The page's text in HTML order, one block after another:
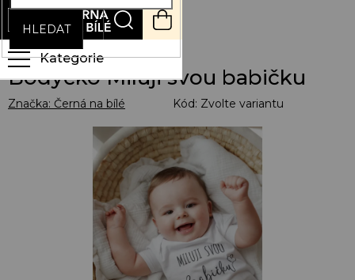
Přejít
obsah
HLEDAT
NÁKUPNÍ
KOŠÍK
Bodyčko Miluji svou babičku
Kód: Zvolte variantu
Značka: Černá na bílé